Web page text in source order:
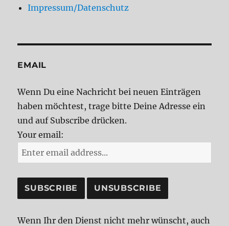
Impressum/Datenschutz
EMAIL
Wenn Du eine Nachricht bei neuen Einträgen
haben möchtest, trage bitte Deine Adresse ein
und auf Subscribe drücken.
Your email:
Wenn Ihr den Dienst nicht mehr wünscht, auch